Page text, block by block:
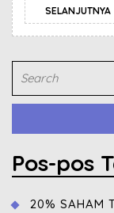
SELANJUTNYA
Pos-pos
20% SAHAM